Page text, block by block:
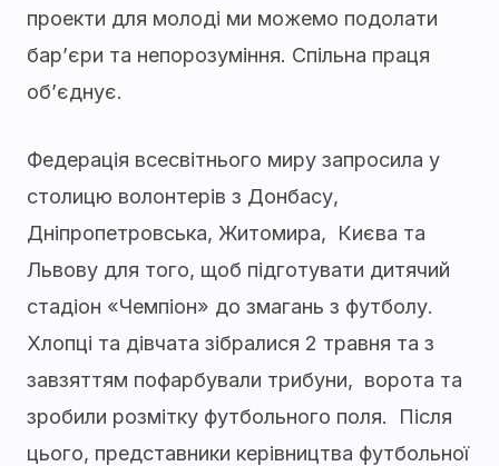
проекти для молоді ми можемо подолати
бар’єри та непорозуміння. Спільна праця
об’єднує.
Федерація всесвітнього миру запросила у
столицю волонтерів з Донбасу,
Дніпропетровська, Житомира, Києва та
Львову для того, щоб підготувати дитячий
стадіон «Чемпіон» до змагань з футболу.
Хлопці та дівчата зібралися 2 травня та з
завзяттям пофарбували трибуни, ворота та
зробили розмітку футбольного поля. Після
цього, представники керівництва футбольної